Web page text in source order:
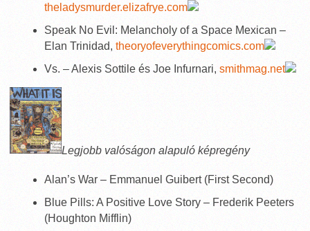
theladysmurder.elizafrye.com
Speak No Evil: Melancholy of a Space Mexican –
Elan Trinidad, theoryofeverythingcomics.com
Vs. – Alexis Sottile és Joe Infurnari, smithmag.net
Legjobb valóságon alapuló képregény
Alan’s War – Emmanuel Guibert (First Second)
Blue Pills: A Positive Love Story – Frederik Peeters
(Houghton Mifflin)